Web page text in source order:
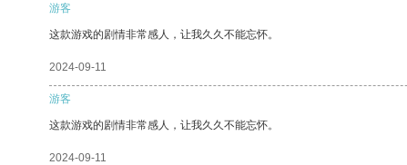
游客
这款游戏的剧情非常感人，让我久久不能忘怀。
2024-09-11
游客
这款游戏的剧情非常感人，让我久久不能忘怀。
2024-09-11